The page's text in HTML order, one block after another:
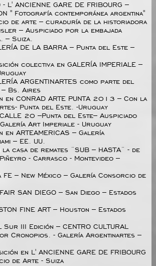
ANCIENNE GARE DE FRIBOURG –
" Fotografía contemporánea argentina"
de arte – curaduría de la historiadora
– Auspiciado por la embajada
– Suiza.
DE LA BARRA – Punta del Este –
colectiva en GALERÍA IMPERIALE –
ARGENTINARTES como parte del
Bs. Aires
en CONRAD ARTE PUNTA 2013 – Con la
Punta del Este. -Uruguay
20 –Punta del Este– Auspiciado
Art Imperiale - Uruguay
en ARTEAMERICAS – Galería
– EE. UU.
la casa de remates ¨SUB – HASTA¨ - de
- Carrasco - Montevideo –
FE – New México – Galería Consorcio de
SAN DIEGO – San Diego – Estados
FINE ART – Houston – Estados
III Edición – CENTRO CULTURAL
Cronopios. - Galería Argentinartes –
en L' ANCIENNE GARE DE FRIBOURG
de Arte - Suiza